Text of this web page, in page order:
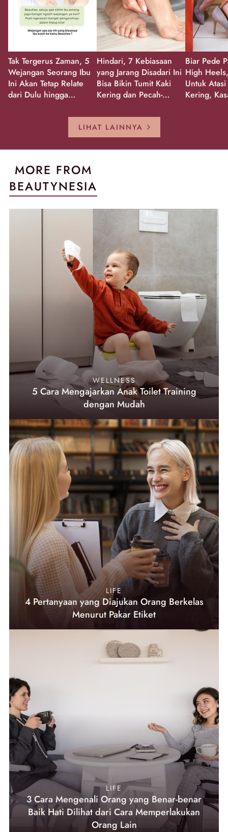
Tak Tergerus Zaman, 5
Wejangan Seorang Ibu
Ini Akan Tetap Relate
dari Dulu hingga
Hindari, 7 Kebiasaan
yang Jarang Disadari Ini
Bisa Bikin Tumit Kaki
Kering dan Pecah-
Biar Pede
High
Untuk
Kering,
LIHAT LAINNYA
MORE FROM
BEAUTYNESIA
WELLNESS
5 Cara Mengajarkan Anak Toilet Training
dengan Mudah
LIFE
4 Pertanyaan yang Diajukan Orang Berkelas
Menurut Pakar Etiket
LIFE
3 Cara Mengenali Orang yang Benar-benar
Baik Hati Dilihat dari Cara Memperlakukan
Orang Lain